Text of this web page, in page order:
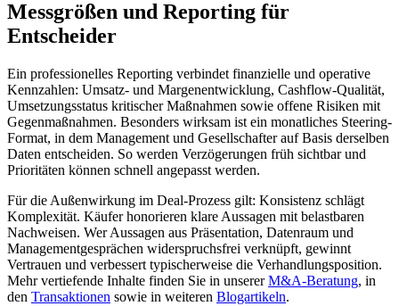
Messgrößen und Reporting für
Entscheider
Ein professionelles Reporting verbindet finanzielle und operative
Kennzahlen: Umsatz- und Margenentwicklung, Cashflow-Qualität,
Umsetzungsstatus kritischer Maßnahmen sowie offene Risiken mit
Gegenmaßnahmen. Besonders wirksam ist ein monatliches Steering-
Format, in dem Management und Gesellschafter auf Basis derselben
Daten entscheiden. So werden Verzögerungen früh sichtbar und
Prioritäten können schnell angepasst werden.
Für die Außenwirkung im Deal-Prozess gilt: Konsistenz schlägt
Komplexität. Käufer honorieren klare Aussagen mit belastbaren
Nachweisen. Wer Aussagen aus Präsentation, Datenraum und
Managementgesprächen widerspruchsfrei verknüpft, gewinnt
Vertrauen und verbessert typischerweise die Verhandlungsposition.
Mehr vertiefende Inhalte finden Sie in unsererM&A-Beratung, in
den Transaktionen sowie in weiteren Blogartikeln.